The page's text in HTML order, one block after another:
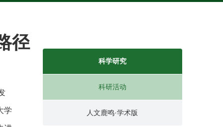
径
学
科学研究
科研活动
人文鹿鸣·学术版